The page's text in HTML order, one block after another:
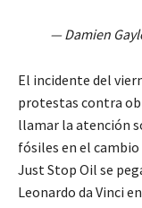
— Damien
El incidente del
protestas contra
llamar la atención
fósiles en el
Just Stop Oil se
Leonardo da Vinci